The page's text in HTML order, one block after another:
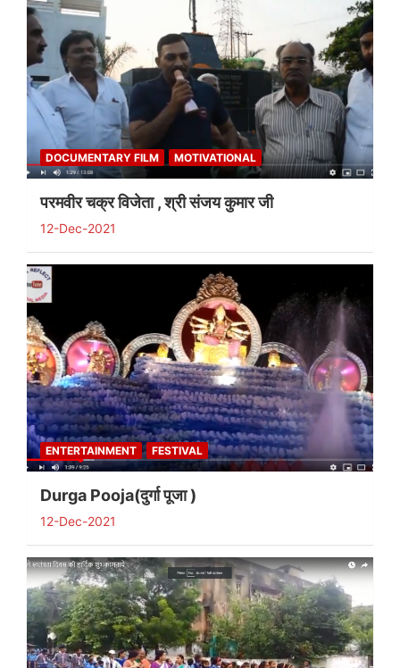
DOCUMENTARY FILM MOTIVATIONAL
परमवीर चक्र विजेता , श्री संजय कुमार जी
12-Dec-2021
ENTERTAINMENT FESTIVAL
Durga Pooja(दुर्गा पूजा )
12-Dec-2021